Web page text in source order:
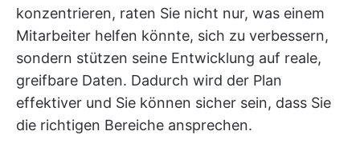
konzentrieren, raten Sie nicht nur, was einem
Mitarbeiter helfen könnte, sich zu verbessern,
sondern stützen seine Entwicklung auf reale,
greifbare Daten. Dadurch wird der Plan
effektiver und Sie können sicher sein, dass Sie
die richtigen Bereiche ansprechen.